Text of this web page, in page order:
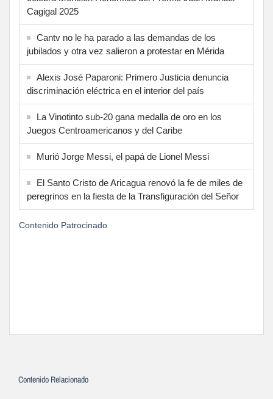
Cagigal 2025
Cantv no le ha parado a las demandas de los
jubilados y otra vez salieron a protestar en Mérida
Alexis José Paparoni: Primero Justicia denuncia
discriminación eléctrica en el interior del país
La Vinotinto sub-20 gana medalla de oro en los
Juegos Centroamericanos y del Caribe
Murió Jorge Messi, el papá de Lionel Messi
El Santo Cristo de Aricagua renovó la fe de miles de
peregrinos en la fiesta de la Transfiguración del Señor
Contenido Patrocinado
Contenido Relacionado